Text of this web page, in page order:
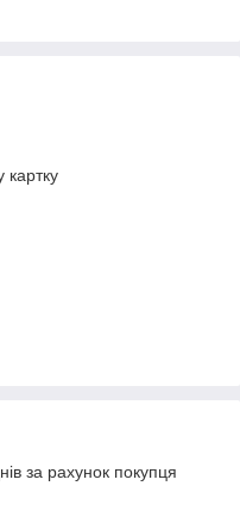
картку
за рахунок покупця